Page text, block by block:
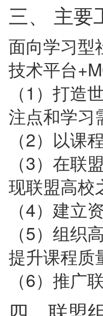
三、 主要
面向学习型
技术平台
（1）打造
注点和学习
（2）以课
（3）在联
现联盟高校
（4）建立
（5）组织
提升课程质
（6）推广